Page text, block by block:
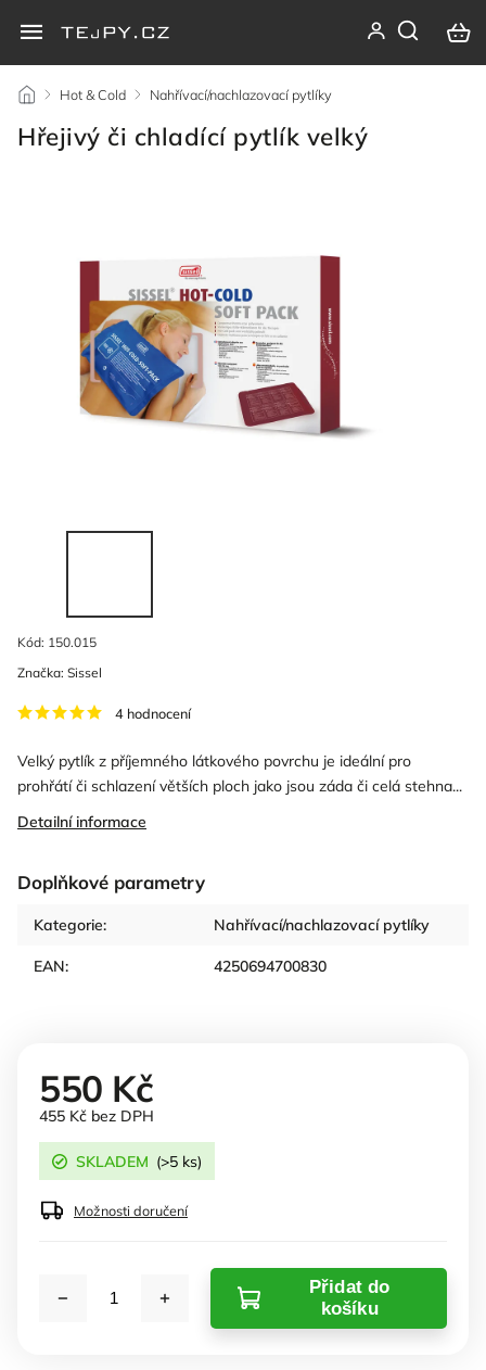
/ Hot & Cold / Nahřívací/nachlazovací pytlíky
Hřejivý či chladící pytlík velký
Kód: 150.015
4 hodnocení
Velký pytlík z příjemného látkového povrchu je ideální pro
prohřátí či schlazení větších ploch jako jsou záda či celá stehna...
Detailní informace
Doplňkové parametry
Kategorie: Nahřívací/nachlazovací pytlíky
EAN: 4250694700830
Značka: Sissel
550 Kč
455 Kč bez DPH
SKLADEM (>5 ks)
Možnosti doručení
Přidat do
košíku